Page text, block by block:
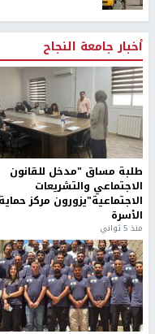
أخبار جامعة النجاح
طلبة مساق "مدخل للقانون
الاجتماعي والتشريعات
الاجتماعية"يزورون مركز حماية
الأسرة
منذ 5 ثواني